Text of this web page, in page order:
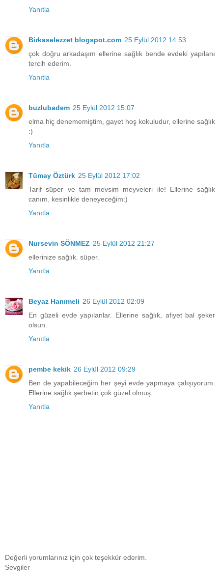
Yanıtla
Birkaselezzet blogspot.com 25 Eylül 2012 14:53
çok doğru arkadaşım ellerine sağlık bende evdeki yapılanı
tercih ederim.
Yanıtla
buzlubadem 25 Eylül 2012 15:07
elma hiç denememiştim, gayet hoş kokuludur, ellerine sağlık
:)
Yanıtla
Tümay Öztürk 25 Eylül 2012 17:02
Tarif süper ve tam mevsim meyveleri ile! Ellerine sağlık
canım. kesinlikle deneyeceğim:)
Yanıtla
Nursevin SÖNMEZ 25 Eylül 2012 21:27
ellerinize sağlık. süper.
Yanıtla
Beyaz Hanımeli 26 Eylül 2012 02:09
En güzeli evde yapılanlar. Ellerine sağlık, afiyet bal şeker
olsun.
Yanıtla
pembe kekik 26 Eylül 2012 09:29
Ben de yapabileceğim her şeyi evde yapmaya çalışıyorum.
Ellerine sağlık şerbetin çok güzel olmuş.
Yanıtla
Değerli yorumlarınız için çok teşekkür ederim.
Sevgiler